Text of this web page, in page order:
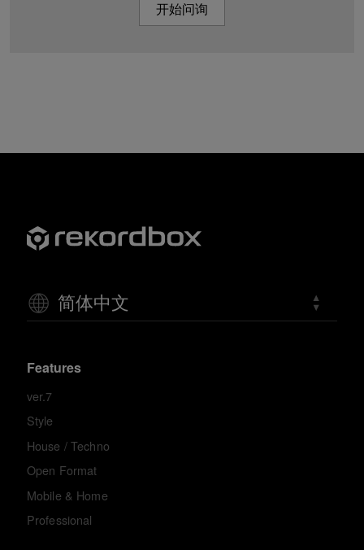
开始问询
简体中文
Features
ver.7
Style
House / Techno
Open Format
Mobile & Home
Professional